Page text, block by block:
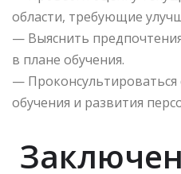
области, требующие
— Выяснить
в плане обучения.
— Проконсультироваться
обучения и развития